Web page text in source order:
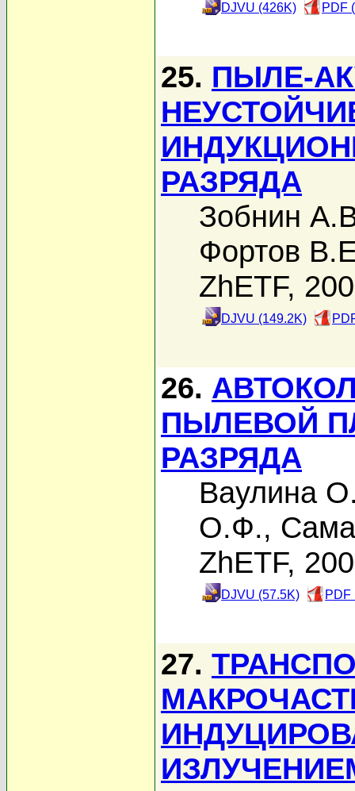
DJVU (426K) PDF
25. ПЫЛЕ-
РАЗРЯДА
Зобнин
Фортов
ZhETF,
DJVU (149.2K)
26.
ПЫЛЕВОЙ
РАЗРЯДА
Ваулина
О.Ф.,
ZhETF,
DJVU (57.5K) PDF
27.